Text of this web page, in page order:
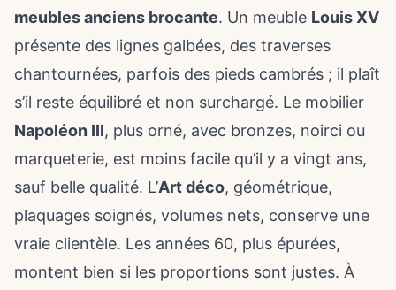
meubles anciens brocante. Un meuble Louis XV
présente des lignes galbées, des traverses
chantournées, parfois des pieds cambrés ; il plaît
s’il reste équilibré et non surchargé. Le mobilier
Napoléon III, plus orné, avec bronzes, noirci ou
marqueterie, est moins facile qu’il y a vingt ans,
sauf belle qualité. L’Art déco, géométrique,
plaquages soignés, volumes nets, conserve une
vraie clientèle. Les années 60, plus épurées,
montent bien si les proportions sont justes. À